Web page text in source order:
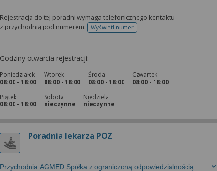
Rejestracja do tej poradni wymaga telefonicznego kontaktu
z przychodnią pod numerem:
Wyświetl numertelefonu do rejestracji
Godziny otwarcia rejestracji:
Poniedziałek
08:00 - 18:00
Wtorek
08:00 - 18:00
Środa
08:00 - 18:00
Czwartek
08:00 - 18:00
Piątek
08:00 - 18:00
Sobota
nieczynne
Niedziela
nieczynne
Poradnia lekarza POZ
Przychodnia AGMED Spółka z ograniczoną odpowiedzialnością